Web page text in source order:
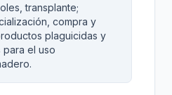
transplante;
compra y
plaguicidas y
el uso